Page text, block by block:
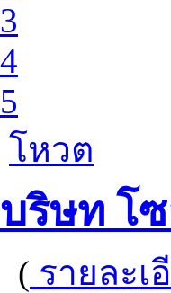
3
4
5
โหวต
บริษท โ
( รายละเ